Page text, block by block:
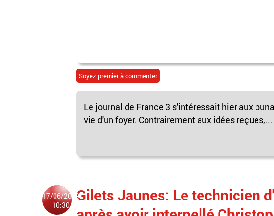
Soyez premier à commenter
Le journal de France 3 s'intéressait hier aux
vie d'un foyer. Contrairement aux idées reçues,...
17/06/2019
10:30
Gilets Jaunes: Le technicien